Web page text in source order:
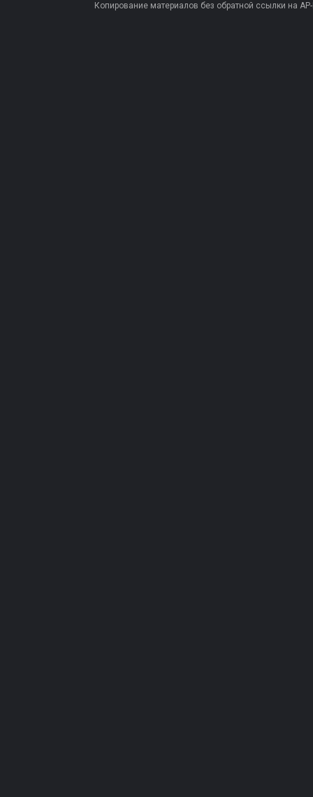
Копирование материалов без обратной ссылки на